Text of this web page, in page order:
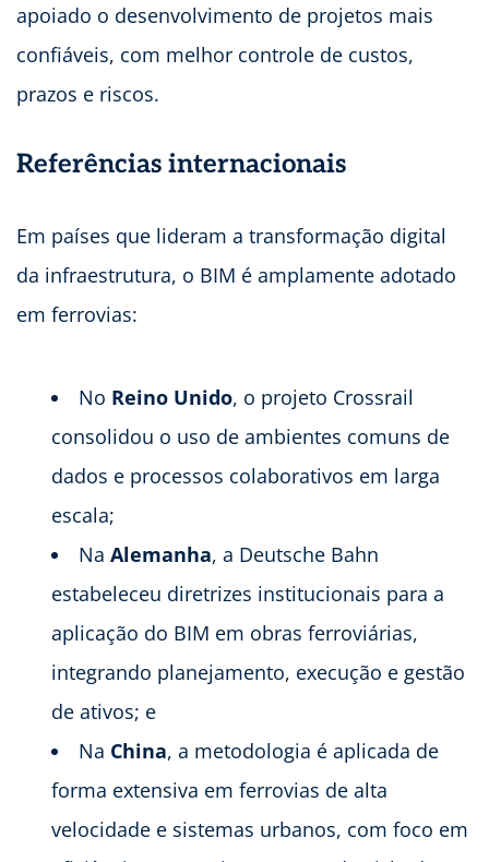
apoiado o desenvolvimento de projetos mais
confiáveis, com melhor controle de custos,
prazos e riscos.
Referências internacionais
Em países que lideram a transformação digital
da infraestrutura, o BIM é amplamente adotado
em ferrovias:
No Reino Unido, o projeto Crossrail
consolidou o uso de ambientes comuns de
dados e processos colaborativos em larga
escala;
Na Alemanha, a Deutsche Bahn
estabeleceu diretrizes institucionais para a
aplicação do BIM em obras ferroviárias,
integrando planejamento, execução e gestão
de ativos; e
Na China, a metodologia é aplicada de
forma extensiva em ferrovias de alta
velocidade e sistemas urbanos, com foco em